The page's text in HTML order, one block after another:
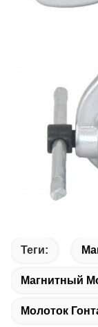
Теги:
Магнитный
Молоток